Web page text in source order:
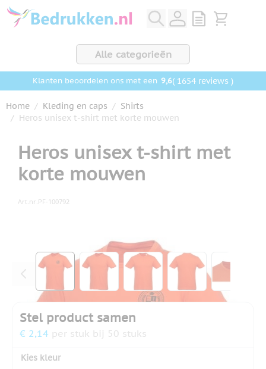
Ga naar de inhoud
View quote,
Bekijk
Alle categorieën
Klanten beoordelen ons met een 9,6( 1654 reviews )
Home / Kleding en caps / Shirts
/ Heros unisex t-shirt met korte mouwen
Heros unisex t-shirt met
korte mouwen
Art.nr. PF-100792
Klik om afbeelding op volledig scherm te bekijken
View larger imageView larger imageView larger image
View larger
Stel product samen
€ 2,14 per stuk bij 50 stuks
Kies kleur